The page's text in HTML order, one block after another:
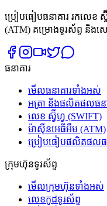
ប្រៀបធៀបធនាគារ រកលេខ
(ATM) គម្រោងទូរស័ព្ទ និង
ធនាគារ
មើលធនាគារទាំងអស់
អត្រា និងផលិតផលធនា
លេខ ស្វ៊ីហ្វ (SWIFT)
ម៉ាស៊ីនអេធីអឹម (ATM)
ប្រៀបធៀបផលិតផលធន
ក្រុមហ៊ុនទូរស័ព្ទ
មើលក្រុមហ៊ុនទាំងអស់
លេខកូដទូរស័ព្ទ